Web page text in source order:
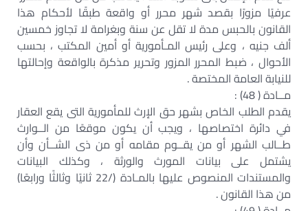
عرفيًا مزورًا بقصد شهر محرر أو واقعة طبقًا لأحكام هذا
القانون بالحبس مدة لا تقل عن سنة وبغرامة لا تجاوز خمسين
ألف جنيه ، وعلى رئيس المـأمورية أو أمين المكتب ، بحسب
الأحوال ، ضبط المحرر المزور وتحرير مذكرة بالواقعة وإحالتها
للنيابة العامة المختصة .
مــادة ( 48) :
يقدم الطلب الخاص بشهر حق الإرث للمأمورية التى يقع العقار
في دائرة اختصاصها ، ويجب أن يكون موقعًا من الــوارث
طــالب الشهر أو من يقــوم مقامه أو من ذى الشــأن وأن
يشتمل على بيانات المورث والورثة ، وكذلك البيانات
والمستندات المنصوص عليها بالمـادة (/22 ثانيًا وثالثًا ورابعًا)
من هذا القانون .